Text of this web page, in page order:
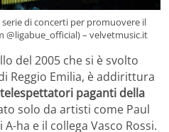
di concerti per promuovere il
– velvetmusic.it
del 2005 che si è svolto
Reggio Emilia, è addirittura
paganti della
solo da artisti come Paul
ha e il collega Vasco Rossi.